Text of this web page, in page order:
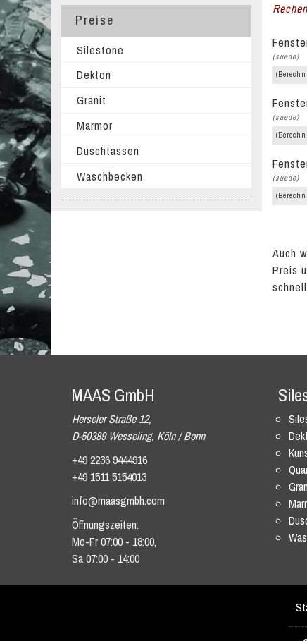
(suede)
(suede)
(suede)
Auch
Preis
Preise
Silestone
Dekton
Granit
Marmor
Duschtassen
Waschbecken
MAAS GmbH
Herseler Straße 12,
D-50389 Wesseling, Köln / Bonn
+49 2236 9444916
+49 1511 5154013
info@maasgmbh.com
Öffnungszeiten:
Mo-Fr 07:00 - 18:00,
Sa 07:00 - 14:00